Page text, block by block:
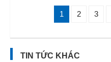
1 2 3
TIN TỨC KHÁC